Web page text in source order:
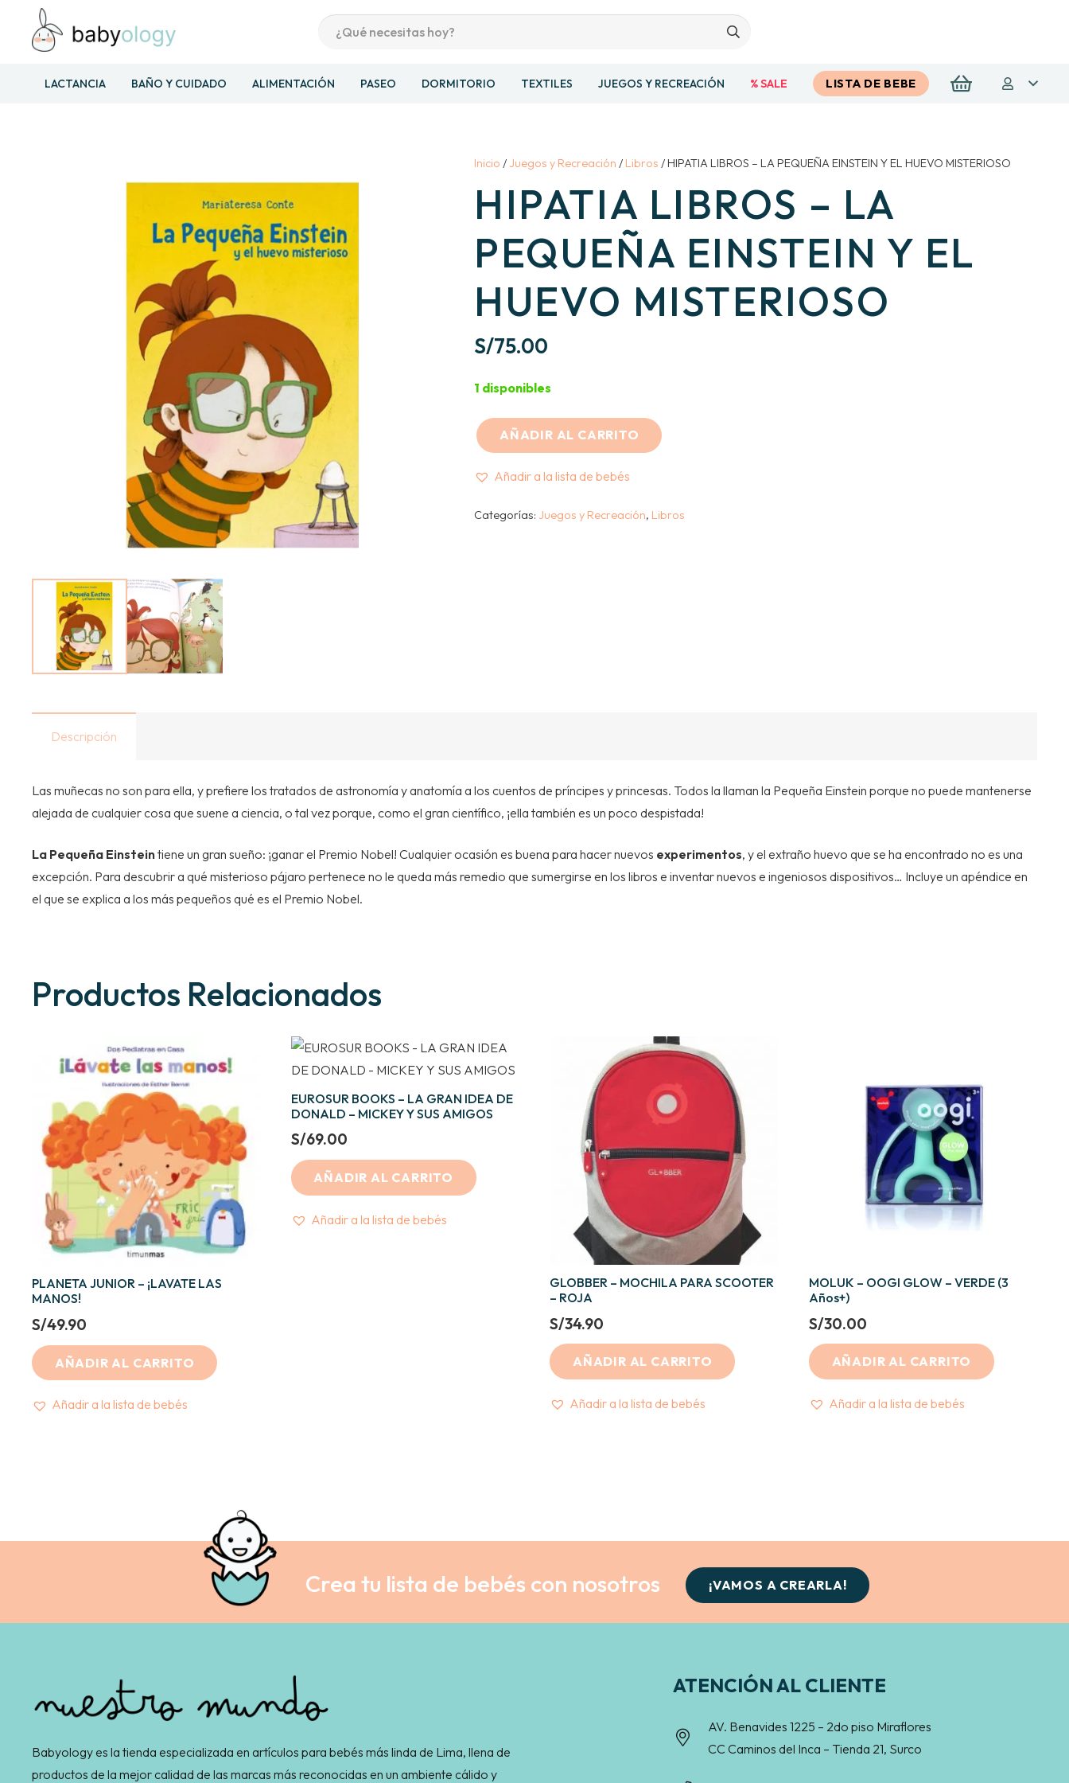
LACTANCIA BAÑO Y CUIDADO ALIMENTACIÓN PASEO DORMITORIO TEXTILES JUEGOS Y RECREACIÓN % SALE LISTA DE BEBE
Inicio /Juegos y Recreación / Libros / HIPATIA LIBROS – LA PEQUEÑA EINSTEIN Y EL HUEVO MISTERIOSO
HIPATIA LIBROS – LA
PEQUEÑA EINSTEIN Y EL
HUEVO MISTERIOSO
S/75.00
1 disponibles
HIPATIA
LA
AÑADIR AL CARRITO
Añadir a la lista de bebés
Categorías:Juegos y Recreación, Libros
Descripción
Las muñecas no son para ella, y prefiere los tratados de astronomía y anatomía a los cuentos de príncipes y princesas. Todos la llaman la Pequeña Einstein porque no puede mantenerse
alejada de cualquier cosa que suene a ciencia, o tal vez porque, como el gran científico, ¡ella también es un poco despistada!
La Pequeña Einsteintiene un gran sueño: ¡ganar el Premio Nobel! Cualquier ocasión es buena para hacer nuevos experimentos, y el extraño huevo que se ha encontrado no es una
excepción. Para descubrir a qué misterioso pájaro pertenece no le queda más remedio que sumergirse en los libros e inventar nuevos e ingeniosos dispositivos… Incluye un apéndice en
el que se explica a los más pequeños qué es el Premio Nobel.
Productos Relacionados
PLANETA JUNIOR – ¡LAVATE LAS
MANOS!
S/49.90
AÑADIR AL CARRITO
Añadir a la lista de bebés
EUROSUR BOOKS – LA GRAN IDEA DE
DONALD – MICKEY Y SUS AMIGOS
S/69.00
AÑADIR AL CARRITO
Añadir a la lista de bebés
GLOBBER – MOCHILA PARA SCOOTER
– ROJA
S/34.90
AÑADIR AL CARRITO
Añadir a la lista de bebés
MOLUK – OOGI GLOW – VERDE (3
Años+)
S/30.00
AÑADIR AL CARRITO
Añadir a la lista de bebés
Crea tu lista de bebés con nosotros ¡VAMOS A CREARLA!
Babyology es la tienda especializada en artículos para bebés más linda de Lima, llena de
productos de la mejor calidad de las marcas más reconocidas en un ambiente cálido y
ATENCIÓN AL CLIENTE
AV. Benavides 1225 – 2do piso Miraflores
CC Caminos del Inca – Tienda 21, Surco